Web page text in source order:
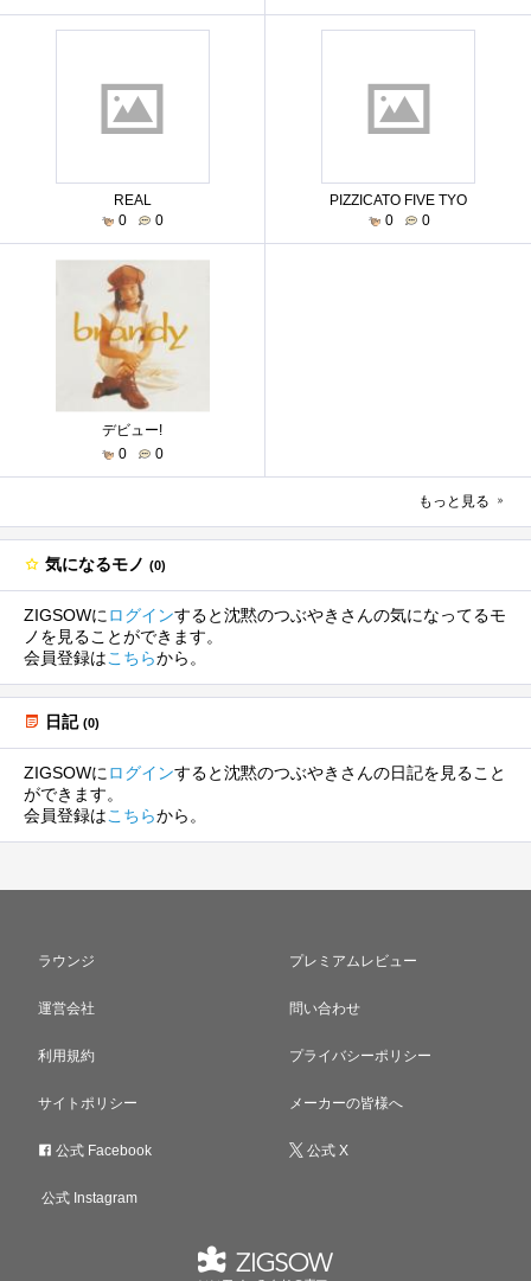
REAL
0
0
PIZZICATO FIVE TYO
0
0
デビュー!
0
0
もっと見る
気になるモノ (0)
ZIGSOWにログインすると沈黙のつぶやきさんの気になってるモ
ノを見ることができます。
会員登録はこちらから。
日記 (0)
ZIGSOWにログインすると沈黙のつぶやきさんの日記を見ること
ができます。
会員登録はこちらから。
ラウンジ プレミアムレビュー
運営会社 問い合わせ
利用規約 プライバシーポリシー
サイトポリシー メーカーの皆様へ
公式 Facebook 公式 X
公式 Instagram